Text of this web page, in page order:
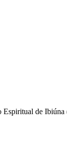
de